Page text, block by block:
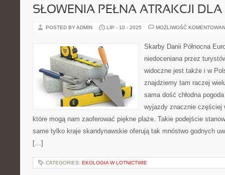
SŁOWENIA PEŁNA ATRAKCJI
POSTED BY ADMIN LIP - 10 - 2025 MOŻLIWOŚĆ
Skarby Danii Północna
niedoceniana przez
widoczne jest także i w
znajdziemy tam raczej
sama dość chłodna
wyjazdy znacznie częściej
które mogą nam zaoferować piękne plaże. Takie podejście
same tylko kraje skandynawskie oferują tak mnóstwo godnych
[…]
CATEGORIES: EKOLOGIA W LOTNICTWIE